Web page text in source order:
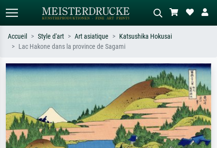
Recherchez par artiste, titre ou style –
Décrivez la scène – ex. prairie verte,
abstrait avec beaucoup de rouge,
tableau sombre, nu debout près d'un
arbre.
Accueil Style d'art Art asiatique
Katsushika Hokusai
Lac Hakone dans la province de Sagami